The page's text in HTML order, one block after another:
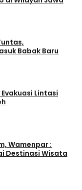
Babak Baru
Lintasi
Wamenpar :
Destinasi Wisata